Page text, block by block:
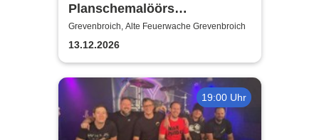
Planschemalöörs
Kinderweihnachtsplansch
Grevenbroich, Alte Feuerwache Grevenbroich
13.12.2026
19:00 Uhr